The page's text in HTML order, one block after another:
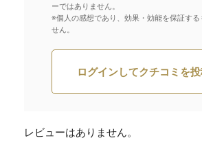
ーではありません。
※個人の感想であり、効果・効能を保証する
せん。
ログインしてクチコミを
レビューはありません。